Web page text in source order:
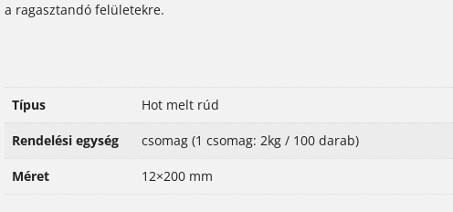
a ragasztandó felületekre.
Típus Hot melt rúd
Rendelési egység csomag (1 csomag: 2kg / 100 darab)
Méret 12×200 mm